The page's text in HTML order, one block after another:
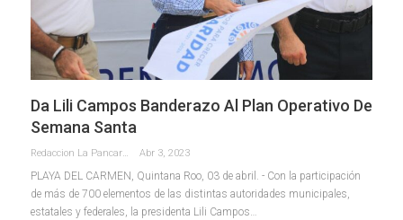
Da Lili Campos Banderazo Al Plan Operativo De
Semana Santa
Redaccion La Pancarta De Quintana Roo Abr 3, 2023
PLAYA DEL CARMEN, Quintana Roo, 03 de abril. - Con la participación
de más de 700 elementos de las distintas autoridades municipales,
estatales y federales, la presidenta Lili Campos…